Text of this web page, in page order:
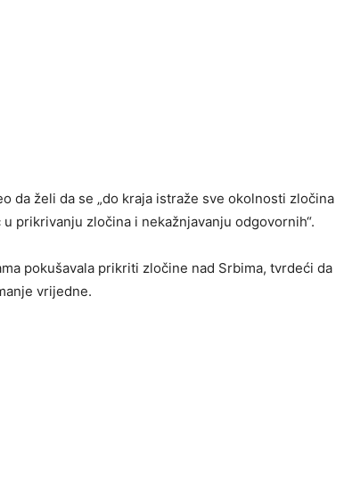
da želi da se „do kraja istraže sve okolnosti zločina
prikrivanju zločina i nekažnjavanju odgovornih“.
pokušavala prikriti zločine nad Srbima, tvrdeći da
vrijedne.